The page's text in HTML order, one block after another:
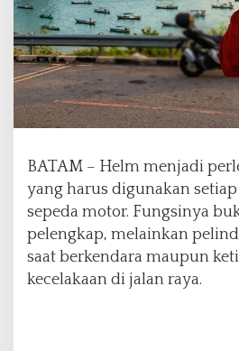
,
I
n
i
S
t
a
a
r
H
l
m
S
BATAM – Helm menjadi
yang harus digunakan
sepeda motor. Fungsinya
pelengkap, melainkan
saat berkendara maupun
kecelakaan di jalan raya.